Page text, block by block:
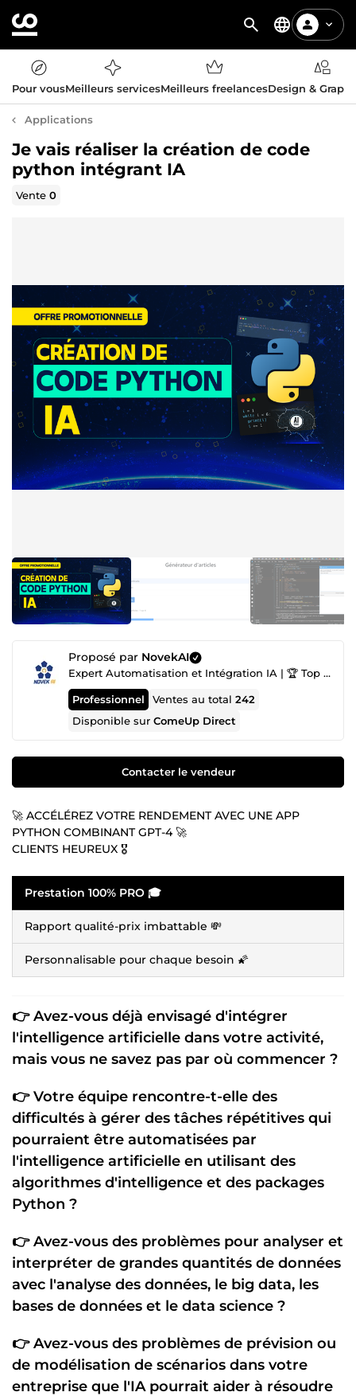
Pour vousMeilleurs servicesMeilleurs freelancesDesign &
Applications
Je vais réaliser la création de code
python intégrant IA
Vente0
Proposé par NovekAI
Expert Automatisation et Intégration IA | 🏆 Top Agence IA nº1
Professionnel Ventes au total242
Disponible surComeUp Direct
Contacter le vendeur
🚀 ACCÉLÉREZ VOTRE RENDEMENT AVEC UNE APP
PYTHON COMBINANT GPT-4 🚀
CLIENTS HEUREUX 🎖️
Prestation 100% PRO 🎓
Rapport qualité-prix imbattable 💸
Personnalisable pour chaque besoin 🌠
👉 Avez-vous déjà envisagé d'intégrer
l'intelligence artificielle dans votre activité,
mais vous ne savez pas par où commencer ?
👉 Votre équipe rencontre-t-elle des
difficultés à gérer des tâches répétitives qui
pourraient être automatisées par
l'intelligence artificielle en utilisant des
algorithmes d'intelligence et des packages
Python ?
👉 Avez-vous des problèmes pour analyser et
interpréter de grandes quantités de données
avec l'analyse des données, le big data, les
bases de données et le data science ?
👉 Avez-vous des problèmes de prévision ou
de modélisation de scénarios dans votre
entreprise que l'IApourrait aider à résoudre